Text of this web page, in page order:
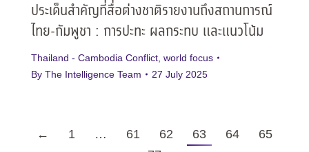
ประเด็นสำคัญที่สื่อต่างชาติรายงานถึงสถานการณ์
ไทย-กัมพูชา : การปะทะ ผลกระทบ และแนวโน้ม
Thailand - Cambodia Conflict world focus
By The Intelligence Team 27 July 2025
← 1 … 61 62 63 64
65